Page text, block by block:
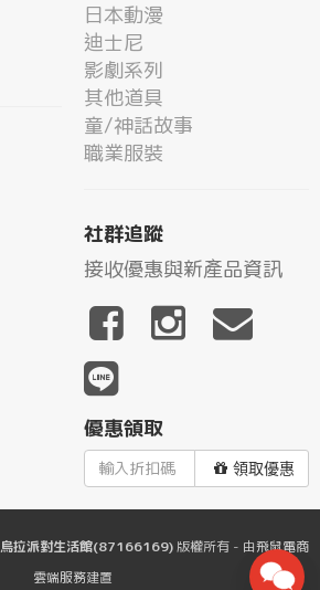
日本動漫
迪士尼
影劇系列
其他道具
童/神話故事
職業服裝
社群追蹤
接收優惠與新產品資訊
優惠領取
領取優惠
烏拉派對生活館(87166169)版權所有 - 由飛鼠電商
雲端服務建置